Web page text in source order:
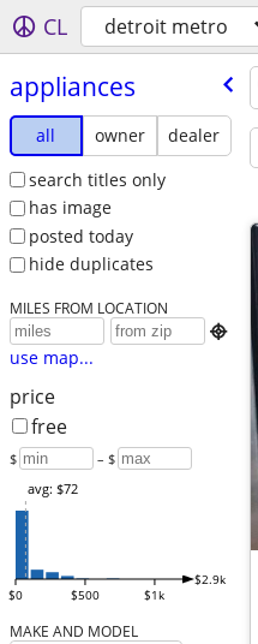
CL detroit metro
appliances
all owner
dealer
search titles only
has image
posted today
hide duplicates
MILES FROM LOCATION

use map...
price
free
$ – $
$0 $500 $1k
$2.9k
avg: $72
MAKE AND MODEL